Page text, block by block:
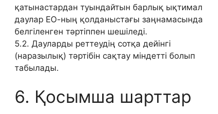
қатынастардан туындайтын барлық ықтимал
даулар ЕО-ның қолданыстағы заңнамасында
белгіленген тәртіппен шешіледі.
5.2. Дауларды реттеудің сотқа дейінгі
(наразылық) тәртібін сақтау міндетті болып
табылады.
6. Қосымша шарттар